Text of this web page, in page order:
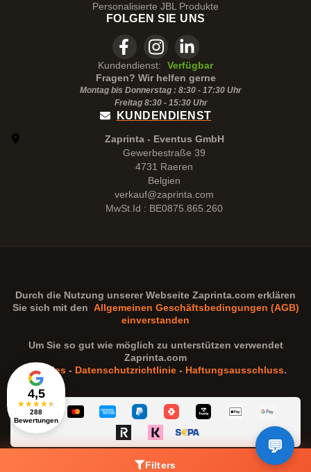
Filters
4,5
★★★★★
288
Bewertungen
Personalisierte JBL Produkte
FOLGEN SIE UNS
Kundendienst:
Verfügbar
Fragen? Wir helfen gerne
Montag bis Donnerstag : 8:30 - 17:30 Uhr
Freitag 8:30 - 15:30Uhr
KUNDENDIENST
Zaprinta - Eventus GmbH
Gewerbestraße 39
4731 Raeren
Belgien
verkauf@zaprinta.com
MwSt.Id : BE0875.865.260
Durch die Nutzung unserer Webseite Zaprinta.com erklären
Sie sich mit den Allgemeinen Geschäftsbedingungen (AGB)
einverstanden
Um Sie so gut wie möglich zu unterstützen verwendet
Zaprinta.com
Cookies - Datenschutzrichtlinie - Haftungsausschluss.